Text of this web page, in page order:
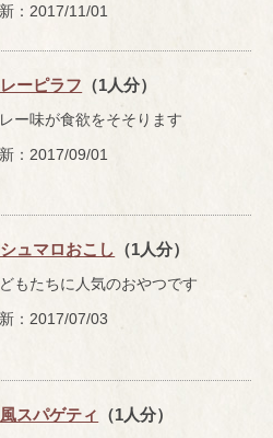
：2017/11/01
ーピラフ （1人分）
ー味が食欲をそそります
：2017/09/01
ュマロおこし （1人分）
もたちに人気のおやつです
：2017/07/03
スパゲティ （1人分）